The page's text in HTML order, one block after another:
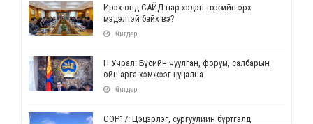
Ирэх онд САЙД нар хэдэн төгрөгийн эрх
мэдэлтэй байх вэ?
Өчигдөр
Н.Учрал: Бүсийн чуулган, форум, салбарын
ойн арга хэмжээг цуцална
Өчигдөр
СОР17: Цэцэрлэг, сургуулийн бүртгэлд